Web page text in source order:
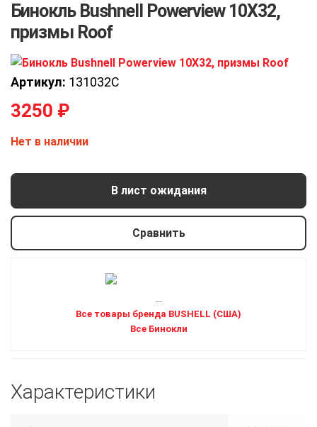
Бинокль Bushnell Powerview 10X32,
призмы Roof
Артикул: 131032C
3250 ₽
Нет в наличии
В лист ожидания
Сравнить
...
Все товары бренда BUSHELL (США)
Все Бинокли
Характеристики